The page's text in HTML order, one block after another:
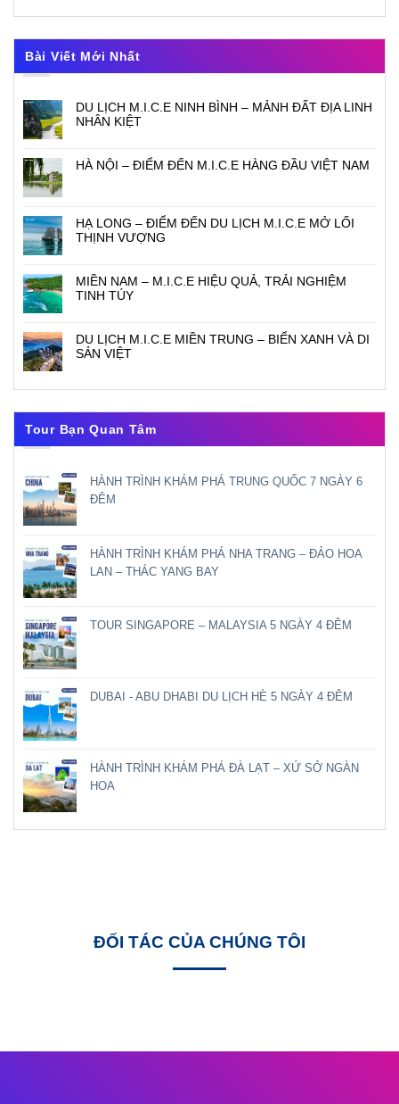
Bài Viết Mới Nhất
DU LỊCH M.I.C.E NINH BÌNH – MẢNH ĐẤT ĐỊA LINH
NHÂN KIỆT
HÀ NỘI – ĐIỂM ĐẾN M.I.C.E HÀNG ĐẦU VIỆT NAM
HẠ LONG – ĐIỂM ĐẾN DU LỊCH M.I.C.E MỞ LỐI
THỊNH VƯỢNG
MIỀN NAM – M.I.C.E HIỆU QUẢ, TRẢI NGHIỆM
TINH TÚY
DU LỊCH M.I.C.E MIỀN TRUNG – BIỂN XANH VÀ DI
SẢN VIỆT
Tour Bạn Quan Tâm
HÀNH TRÌNH KHÁM PHÁ TRUNG QUỐC 7 NGÀY 6
ĐÊM
HÀNH TRÌNH KHÁM PHÁ NHA TRANG – ĐẢO HOA
LAN – THÁC YANG BAY
TOUR SINGAPORE – MALAYSIA 5 NGÀY 4 ĐÊM
DUBAI - ABU DHABI DU LỊCH HÈ 5 NGÀY 4 ĐÊM
HÀNH TRÌNH KHÁM PHÁ ĐÀ LẠT – XỨ SỞ NGÀN
HOA
ĐỐI TÁC CỦA CHÚNG TÔI